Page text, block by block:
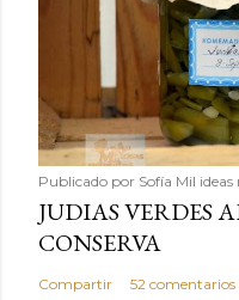
Publicado por Sofía Mil
JUDIAS VERDES
CONSERVA
Compartir 52 comentarios